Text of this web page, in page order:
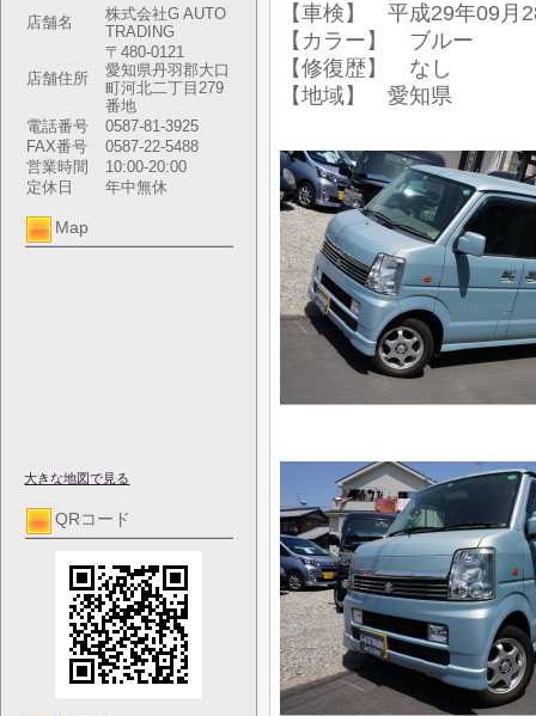
店舗名
株式会社G AUTO
TRADING
店舗住所
〒480-0121
愛知県丹羽郡大口
町河北二丁目279
番地
電話番号
0587-81-3925
FAX番号
0587-22-5488
営業時間
10:00-20:00
定休日
年中無休
Map
大きな地図で見る
QRコード
【車検】 平成29年09月
【カラー】 ブルー
【修復歴】 なし
【地域】 愛知県